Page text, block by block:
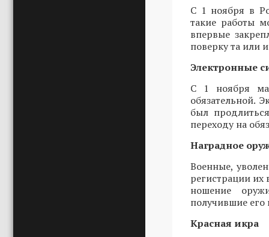
С 1 ноября в
такие работы
впервые
поверку та или
Электронные
С 1 ноября
обязательной.
был
переходу на
Наградное
Военные,
регистрации их
ношение
получившие его
Красная икра